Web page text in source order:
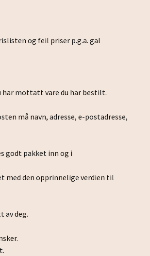
og feil priser p.g.a. gal
har mottatt vare du har bestilt.
må navn, adresse, e-postadresse,
godt pakket inn og i
med den opprinnelige verdien til
av deg.